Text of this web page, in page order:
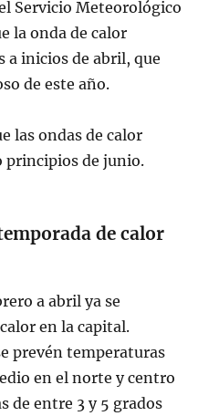
Servicio Meteorológico
la onda de calor
a inicios de abril, que
de este año.
las ondas de calor
principios de junio.
de calor
a abril ya se
en la capital.
prevén temperaturas
en el norte y centro
de entre 3 y 5 grados